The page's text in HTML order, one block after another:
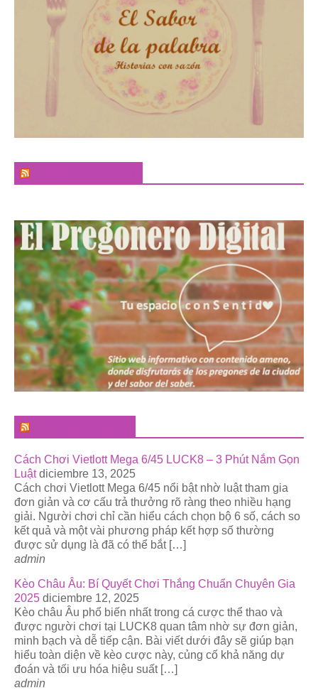
Cách Chơi Vietlott Mega 6/45 LUCK8 – 3 Phút Nắm Gọn
Luật diciembre 13, 2025
Cách chơi Vietlott Mega 6/45 nổi bật nhờ luật tham gia
đơn giản và cơ cấu trả thưởng rõ ràng theo nhiều hạng
giải. Người chơi chỉ cần hiểu cách chọn bộ 6 số, cách so
kết quả và một vài phương pháp kết hợp số thường
được sử dụng là đã có thể bắt […]
admin
Kèo Châu Âu: Bí Quyết Chơi Thắng Chuẩn Chuyên Gia
2025 diciembre 12, 2025
Kèo châu Âu phổ biến nhất trong cá cược thể thao và
được người chơi tại LUCK8 quan tâm nhờ sự đơn giản,
minh bạch và dễ tiếp cận. Bài viết dưới đây sẽ giúp bạn
hiểu toàn diện về kèo cược này, củng cố khả năng dự
đoán và tối ưu hóa hiệu suất […]
admin